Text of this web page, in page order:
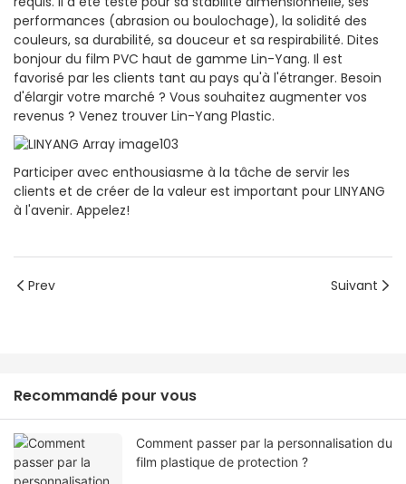
performances (abrasion ou boulochage), la solidité des
couleurs, sa durabilité, sa douceur et sa respirabilité. Dites
bonjour du film PVC haut de gamme Lin-Yang. Il est
favorisé par les clients tant au pays qu'à l'étranger. Besoin
d'élargir votre marché ? Vous souhaitez augmenter vos
revenus ? Venez trouver Lin-Yang Plastic.
Participer avec enthousiasme à la tâche de servir les
clients et de créer de la valeur est important pour LINYANG
à l'avenir. Appelez!
Prev Suivant
Recommandé pour vous
Comment passer par la personnalisation du
film plastique de protection ?